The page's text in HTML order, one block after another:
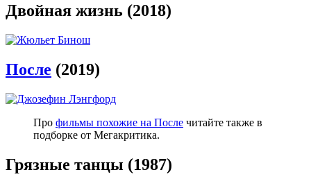
Двойная жизнь (2018)
После (2019)
Про фильмы похожие на После читайте также в
подборке от Мегакритика.
Грязные танцы (1987)